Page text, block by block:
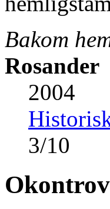
Bakom
Rosander
2004
3/10